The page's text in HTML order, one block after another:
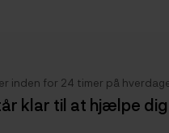
inden for 24 timer på
klar til at hjælpe dig